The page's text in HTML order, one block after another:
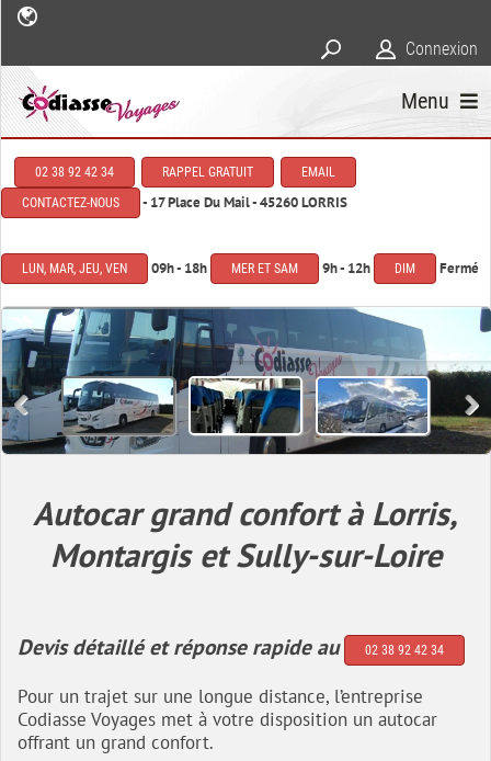
Connexion
Menu
02 38 92 42 34 RAPPEL GRATUIT
EMAIL
CONTACTEZ-NOUS
- 17 Place Du Mail - 45260 LORRIS
LUN, MAR, JEU, VEN 09h - 18h MER ET SAM 9h - 12h DIM Fermé
Autocar grand confort à Lorris,
Montargis et Sully-sur-Loire
Devis détaillé et réponse rapide au 02 38 92 42 34
Pour un trajet sur une longue distance, l’entreprise
Codiasse Voyages met à votre disposition un autocar
offrant un grand confort.